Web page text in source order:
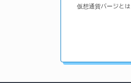
仮想通貨バージとは